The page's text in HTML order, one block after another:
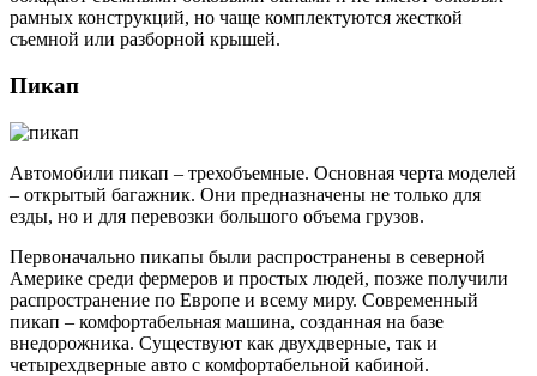
рамных конструкций, но чаще комплектуются жесткой
съемной или разборной крышей.
Пикап
Автомобили пикап – трехобъемные. Основная черта моделей
– открытый багажник. Они предназначены не только для
езды, но и для перевозки большого объема грузов.
Первоначально пикапы были распространены в северной
Америке среди фермеров и простых людей, позже получили
распространение по Европе и всему миру. Современный
пикап – комфортабельная машина, созданная на базе
внедорожника. Существуют как двухдверные, так и
четырехдверные авто с комфортабельной кабиной.